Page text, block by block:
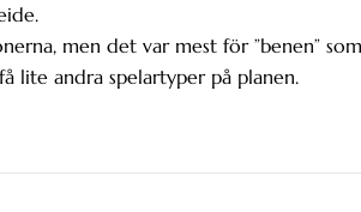
men det var mest för ”benen”
lite andra spelartyper på planen.